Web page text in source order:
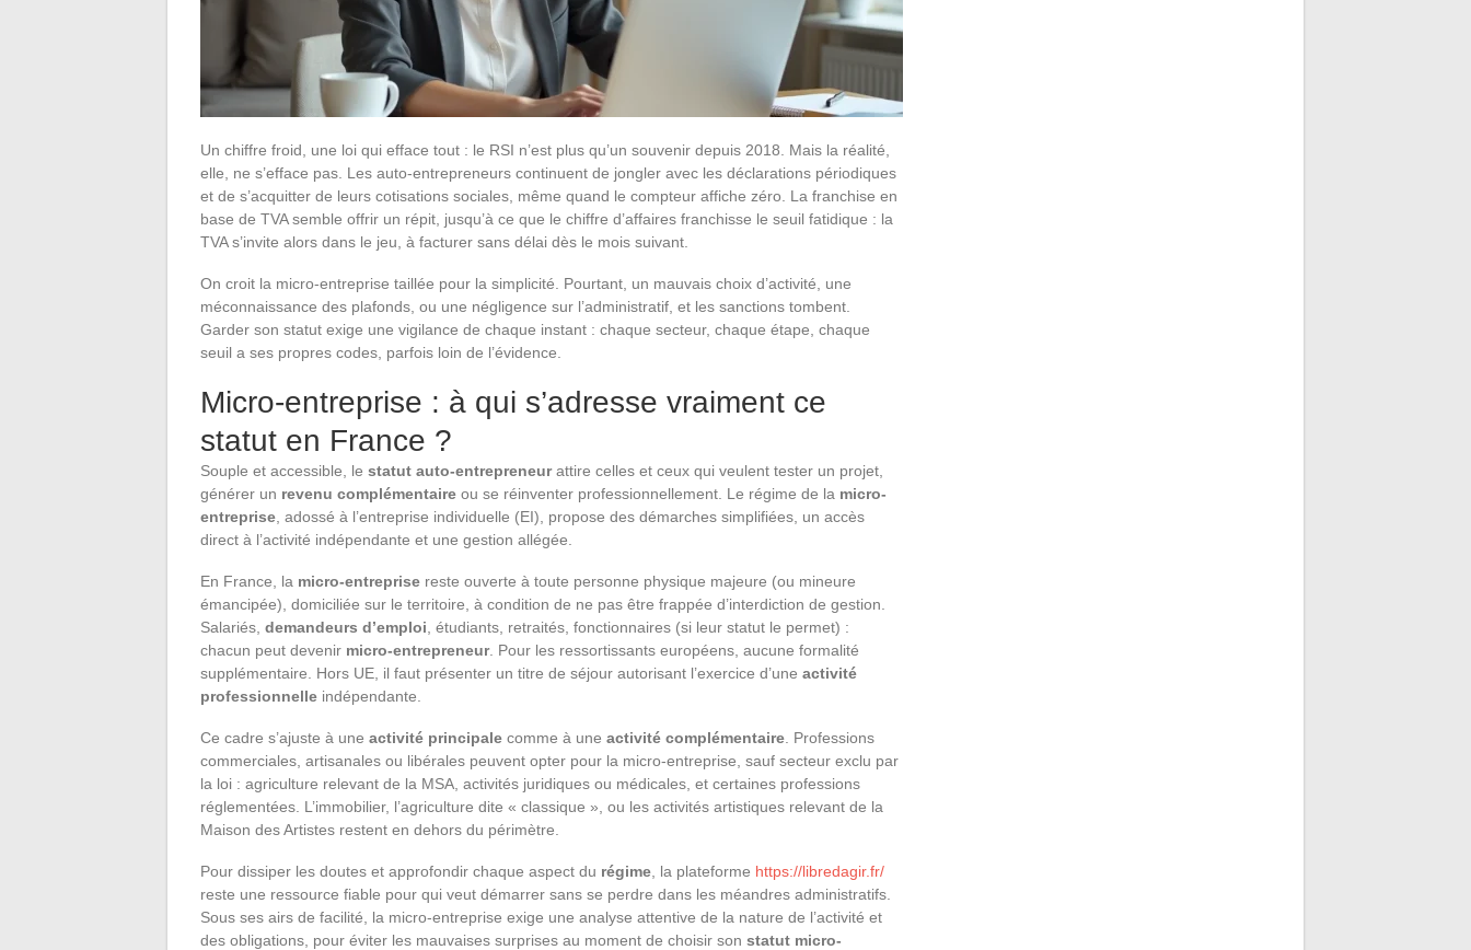
Un chiffre froid, une loi qui efface tout : le RSI n’est plus qu’un souvenir depuis 2018. Mais la réalité,
elle, ne s’efface pas. Les auto-entrepreneurs continuent de jongler avec les déclarations périodiques
et de s’acquitter de leurs cotisations sociales, même quand le compteur affiche zéro. La franchise en
base de TVA semble offrir un répit, jusqu’à ce que le chiffre d’affaires franchisse le seuil fatidique : la
TVA s’invite alors dans le jeu, à facturer sans délai dès le mois suivant.
On croit la micro-entreprise taillée pour la simplicité. Pourtant, un mauvais choix d’activité, une
méconnaissance des plafonds, ou une négligence sur l’administratif, et les sanctions tombent.
Garder son statut exige une vigilance de chaque instant : chaque secteur, chaque étape, chaque
seuil a ses propres codes, parfois loin de l’évidence.
Micro-entreprise : à qui s’adresse vraiment ce
statut en France ?
Souple et accessible, le statut auto-entrepreneurattire celles et ceux qui veulent tester un projet,
générer un revenu complémentaire ou se réinventer professionnellement. Le régime de la micro-
entreprise , adossé à l’entreprise individuelle (EI), propose des démarches simplifiées, un accès
direct à l’activité indépendante et une gestion allégée.
En France, la micro-entreprise reste ouverte à toute personne physique majeure (ou mineure
émancipée), domiciliée sur le territoire, à condition de ne pas être frappée d’interdiction de gestion.
Salariés, demandeurs d’emploi , étudiants, retraités, fonctionnaires (si leur statut le permet) :
chacun peut devenir micro-entrepreneur. Pour les ressortissants européens, aucune formalité
supplémentaire. Hors UE, il faut présenter un titre de séjour autorisant l’exercice d’une activité
professionnelle indépendante.
Ce cadre s’ajuste à une activité principale comme à une activité complémentaire . Professions
commerciales, artisanales ou libérales peuvent opter pour la micro-entreprise, sauf secteur exclu par
la loi : agriculture relevant de la MSA, activités juridiques ou médicales, et certaines professions
réglementées. L’immobilier, l’agriculture dite « classique », ou les activités artistiques relevant de la
Maison des Artistes restent en dehors du périmètre.
Pour dissiper les doutes et approfondir chaque aspect du régime , la plateforme https://libredagir.fr/
reste une ressource fiable pour qui veut démarrer sans se perdre dans les méandres administratifs.
Sous ses airs de facilité, la micro-entreprise exige une analyse attentive de la nature de l’activité et
des obligations, pour éviter les mauvaises surprises au moment de choisir son statut micro-